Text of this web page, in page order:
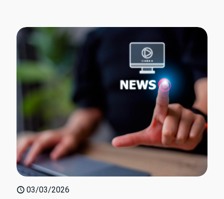
03/03/2026